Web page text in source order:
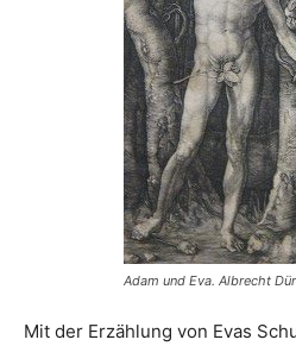
Adam und Eva. Albrecht
Mit der Erzählung von Evas